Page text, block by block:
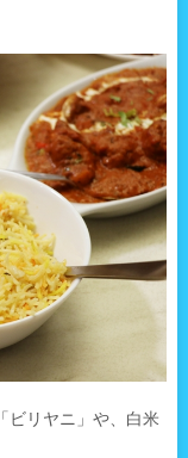
ビリヤニ」や、白米